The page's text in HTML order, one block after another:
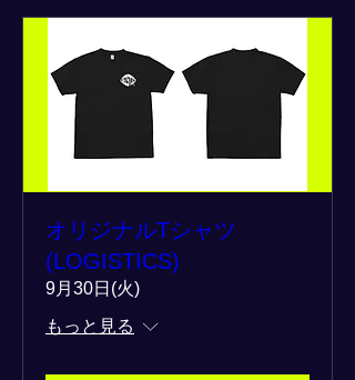
オリジナルTシャツ
(LOGISTICS)
9月30日(火)
もっと見る